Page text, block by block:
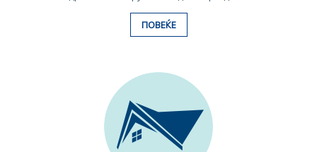
ПОВЕЌЕ